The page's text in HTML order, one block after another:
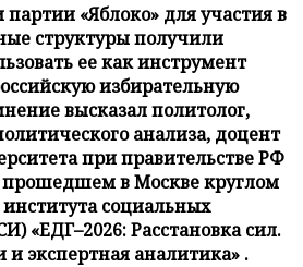
«Яблоко» для участия в
структуры получили
ее как инструмент
избирательную
высказал политолог,
анализа, доцент
при правительстве РФ
в Москве круглом
института социальных
«ЕДГ–2026: Расстановка сил.
и экспертная аналитика» .